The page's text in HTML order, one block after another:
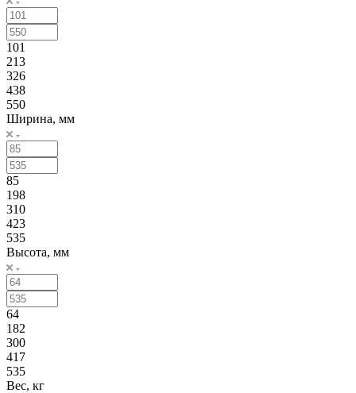
101
213
326
438
550
Ширина, мм
85
198
310
423
535
Высота, мм
64
182
300
417
535
Вес, кг